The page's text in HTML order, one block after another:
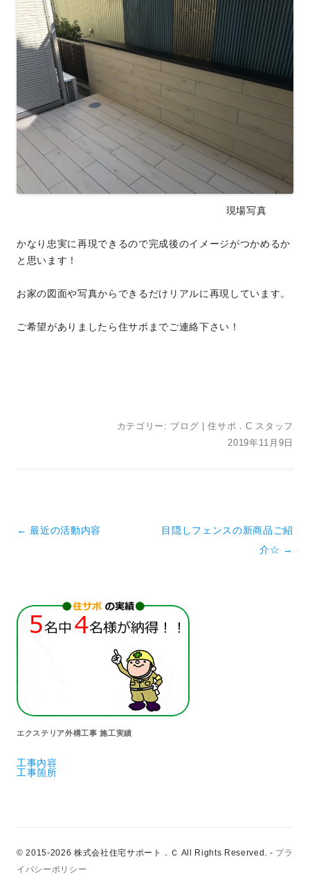
現場写真
かなり忠実に再現できるので完成後のイメージがつかめるか
と思います！
お家の図面や写真からできるだけリアルに再現しています。
ご希望がありましたら住サポまでご連絡下さい！
カテゴリー: ブログ |住サポ．C スタッフ
2019年11月9日
投稿ナビゲーション
← 最近の活動内容
目隠しフェンスの新商品ご紹
介☆ →
エクステリア外構工事 施工実績
工事内容
工事箇所
© 2015-2026 株式会社住宅サポート．Ｃ All Rights Reserved. - プラ
イバシーポリシー